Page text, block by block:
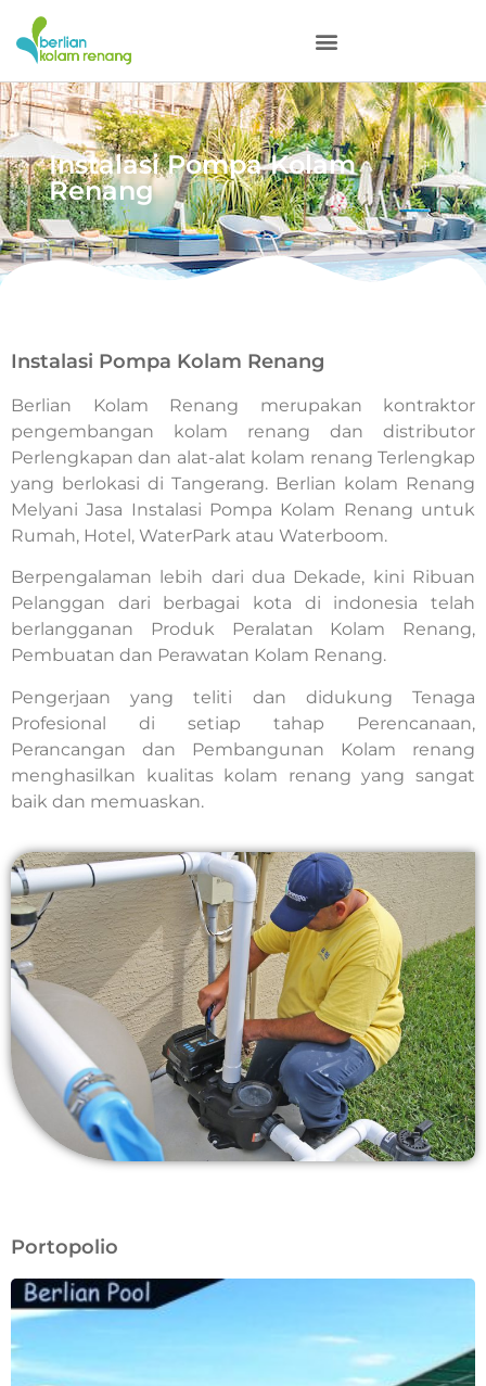
Instalasi Pompa Kolam
Renang
Instalasi Pompa Kolam Renang
Berlian Kolam Renang merupakan kontraktor
pengembangan kolam renang dan distributor
Perlengkapan dan alat-alat kolam renang Terlengkap
yang berlokasi di Tangerang. Berlian kolam Renang
Melyani Jasa Instalasi Pompa Kolam Renang untuk
Rumah, Hotel, WaterPark atau Waterboom.
Berpengalaman lebih dari dua Dekade, kini Ribuan
Pelanggan dari berbagai kota di indonesia telah
berlangganan Produk Peralatan Kolam Renang,
Pembuatan dan Perawatan Kolam Renang.
Pengerjaan yang teliti dan didukung Tenaga
Profesional di setiap tahap Perencanaan,
Perancangan dan Pembangunan Kolam renang
menghasilkan kualitas kolam renang yang sangat
baik dan memuaskan.
Portopolio